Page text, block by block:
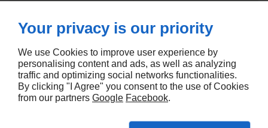
Your privacy is our priority
We use Cookies to improve user experience by
personalising content and ads, as well as analyzing
traffic and optimizing social networks functionalities.
By clicking "I Agree" you consent to the use of Cookies
from our partners Google Facebook.